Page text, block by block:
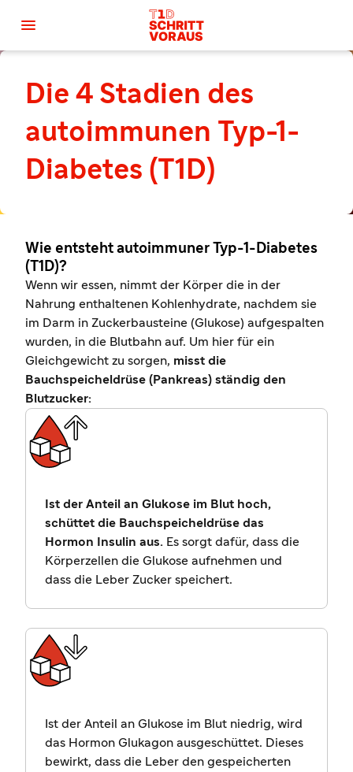

Die 4 Stadien des
autoimmunen Typ-1-
Diabetes (T1D)
Wie entsteht autoimmuner Typ-1-Diabetes
(T1D)?
Wenn wir essen, nimmt der Körper die in der
Nahrung enthaltenen Kohlenhydrate, nachdem sie
im Darm in Zuckerbausteine (Glukose) aufgespalten
wurden, in die Blutbahn auf. Um hier für ein
Gleichgewicht zu sorgen, misst die
Bauchspeicheldrüse (Pankreas) ständig den
Blutzucker:
Ist der Anteil an Glukose im Blut hoch,
schüttet die Bauchspeicheldrüse das
Hormon Insulin aus. Es sorgt dafür, dass die
Körperzellen die Glukose aufnehmen und
dass die Leber Zucker speichert.
Ist der Anteil an Glukose im Blut niedrig, wird
das Hormon Glukagon ausgeschüttet. Dieses
bewirkt, dass die Leber den gespeicherten